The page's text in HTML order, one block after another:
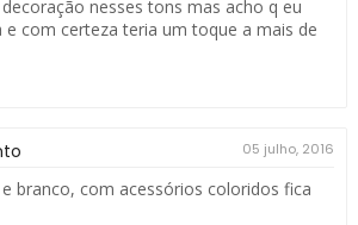
nesses tons mas acho q eu
e com certeza teria um toque a mais de
05 julho, 2016
branco, com acessórios coloridos fica